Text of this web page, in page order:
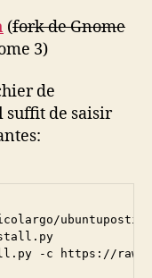
(fork de Gnome
3)
de
suffit de saisir
-c https://